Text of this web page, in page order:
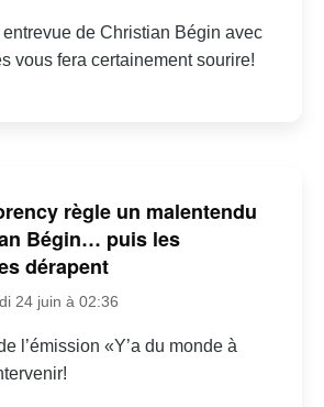
de Christian Bégin avec
vous fera certainement sourire!
règle un malentendu
Bégin… puis les
dérapent
24 juin à 02:36
l’émission «Y’a du monde à